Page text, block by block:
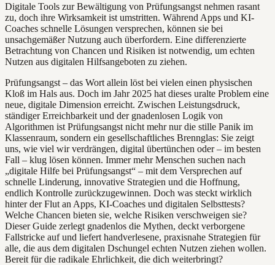
Digitale Tools zur Bewältigung von Prüfungsangst nehmen rasant
zu, doch ihre Wirksamkeit ist umstritten. Während Apps und KI-
Coaches schnelle Lösungen versprechen, können sie bei
unsachgemäßer Nutzung auch überfordern. Eine differenzierte
Betrachtung von Chancen und Risiken ist notwendig, um echten
Nutzen aus digitalen Hilfsangeboten zu ziehen.
Prüfungsangst – das Wort allein löst bei vielen einen physischen
Kloß im Hals aus. Doch im Jahr 2025 hat dieses uralte Problem eine
neue, digitale Dimension erreicht. Zwischen Leistungsdruck,
ständiger Erreichbarkeit und der gnadenlosen Logik von
Algorithmen ist Prüfungsangst nicht mehr nur die stille Panik im
Klassenraum, sondern ein gesellschaftliches Brennglas: Sie zeigt
uns, wie viel wir verdrängen, digital übertünchen oder – im besten
Fall – klug lösen können. Immer mehr Menschen suchen nach
„digitale Hilfe bei Prüfungsangst“ – mit dem Versprechen auf
schnelle Linderung, innovative Strategien und die Hoffnung,
endlich Kontrolle zurückzugewinnen. Doch was steckt wirklich
hinter der Flut an Apps, KI-Coaches und digitalen Selbsttests?
Welche Chancen bieten sie, welche Risiken verschweigen sie?
Dieser Guide zerlegt gnadenlos die Mythen, deckt verborgene
Fallstricke auf und liefert handverlesene, praxisnahe Strategien für
alle, die aus dem digitalen Dschungel echten Nutzen ziehen wollen.
Bereit für die radikale Ehrlichkeit, die dich weiterbringt?